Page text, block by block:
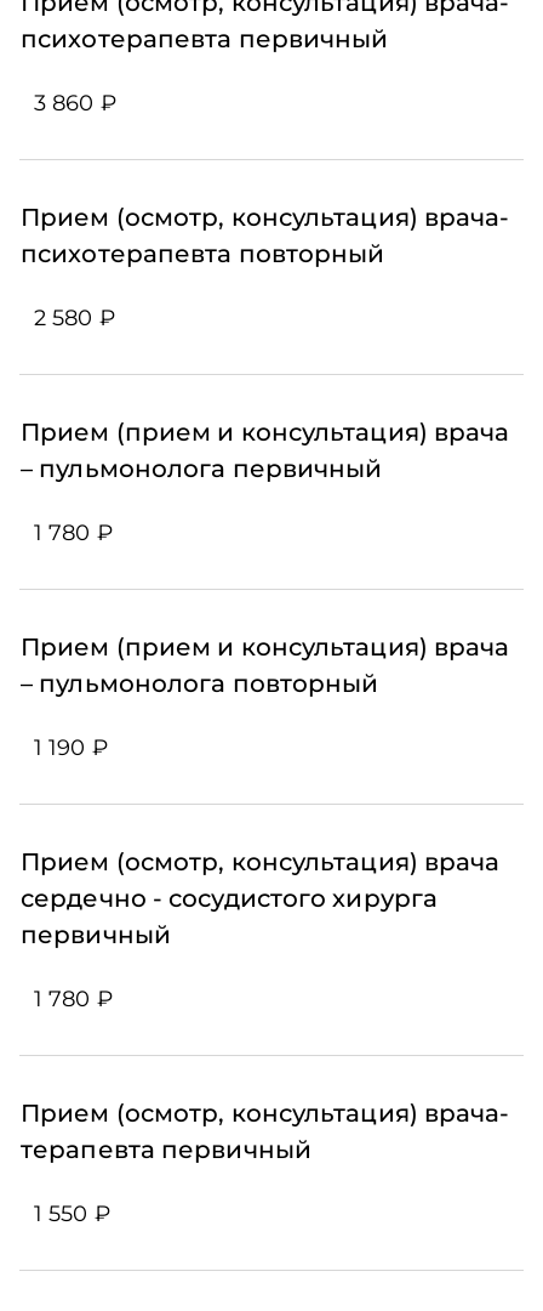
психотерапевта первичный
3 860 ₽
Прием (осмотр, консультация) врача-
психотерапевта повторный
2 580 ₽
Прием (прием и консультация) врача
– пульмонолога первичный
1 780 ₽
Прием (прием и консультация) врача
– пульмонолога повторный
1 190 ₽
Прием (осмотр, консультация) врача
сердечно - сосудистого хирурга
первичный
1 780 ₽
Прием (осмотр, консультация) врача-
терапевта первичный
1 550 ₽